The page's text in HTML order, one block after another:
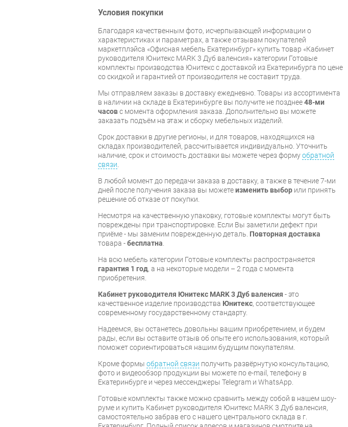
Условия покупки
Благодаря качественным фото, исчерпывающей информации о
характеристиках и параметрах, а также отзывам покупателей
маркетплэйса «Офисная мебель Екатеринбург» купить товар «Кабинет
руководителя Юнитекс MARK 3 Дуб валенсия» категории Готовые
комплекты производства Юнитекс с доставкой из Екатеринбурга по цене
со скидкой и гарантией от производителя не составит труда.
Мы отправляем заказы в доставку ежедневно. Товары из ассортимента
в наличии на складе в Екатеринбурге вы получите не позднее48-ми
часовс момента оформления заказа. Дополнительно вы можете
заказать подъём на этаж и сборку мебельных изделий.
Срок доставки в другие регионы, и для товаров, находящихся на
складах производителей, рассчитывается индивидуально. Уточнить
наличие, срок и стоимость доставки вы можете через формуобратной
связи
В любой момент до передачи заказа в доставку, а также в течение 7-ми
дней после получения заказа вы можетеизменить выбор или принять
решение об отказе от покупки.
Несмотря на качественную упаковку, готовые комплекты могут быть
повреждены при транспортировке. Если Вы заметили дефект при
приёме - мы заменим поврежденную деталь. Повторная доставка
товара -бесплатна
На всю мебель категории Готовые комплекты распространяется
гарантия 1 год, а на некоторые модели – 2 года с момента
приобретения.
Кабинет руководителя Юнитекс MARK 3 Дуб валенсия - это
качественное изделие производства Юнитекс, соответствующее
современному государственному стандарту.
Надеемся, вы останетесь довольны вашим приобретением, и будем
рады, если вы оставите отзыв об опыте его использования, который
поможет сориентироваться нашим будущим покупателям.
Кроме формы обратной связи получить развёрнутую консультацию,
фото и видеообзор продукции вы можете по e-mail, телефону в
Екатеринбурге и через мессенджеры Telegram и WhatsApp.
Готовые комплекты также можно сравнить между собой в нашем шоу-
руме и купить Кабинет руководителя Юнитекс MARK 3 Дуб валенсия,
самостоятельно забрав его с нашего центрального склада в г.